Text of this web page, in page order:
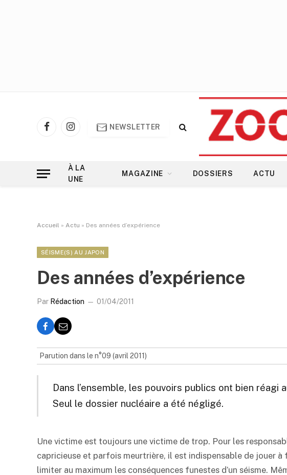
FacebookInstagram
NEWSLETTER
À LA
UNE
MAGAZINE DOSSIERS ACTU
Accueil » Actu » Des années d’expérience
SÉISME(S) AU JAPON
Des années d’expérience
Par Rédaction 01/04/2011
Parution dans le n°09 (avril 2011)
Dans l’ensemble, les pouvoirs publics ont bien réagi
Seul le dossier nucléaire a été négligé.
Une victime est toujours une victime de trop. Pour les
capricieuse et parfois meurtrière, il est indispensable de jouer
limiter au maximum les conséquences funestes d’un séisme.